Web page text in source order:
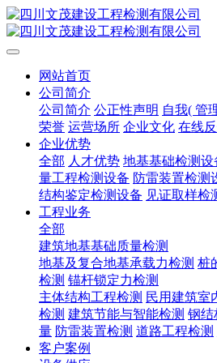
网站首页
公司简介
公司简介 公正性声明 自我( 管
荣誉 运营场所 企业文化 在线
企业优势
全部 人才优势 地基基础检测设
量工程检测设备 防雷装置检测
结构鉴定检测设备 见证取样检
工程业务
全部
建筑地基基础质量检测
地基及复合地基承载力检测 桩
检测 锚杆锁定力检测
主体结构工程检测 民用建筑室
检测 建筑节能与智能检测 钢结
量 防雷装置检测 道路工程检测
客户案例